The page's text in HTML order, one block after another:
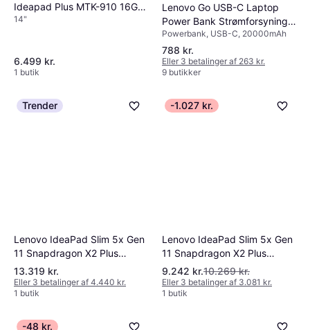
Ideapad Plus MTK-910 16GB
256 OLED Laptop
14"
6.499 kr.
1 butik
Lenovo Go USB-C Laptop
Power Bank Strømforsyning
80 Plus Fjernlager, 5-6 dages
levering
Powerbank, USB-C, 20000mAh
788 kr.
Eller 3 betalinger af 263 kr.
9 butikker
Trender
Lenovo IdeaPad Slim 5x Gen
11 Snapdragon X2 Plus
Laptop
13.319 kr.
Eller 3 betalinger af 4.440 kr.
1 butik
-1.027 kr.
Lenovo IdeaPad Slim 5x Gen
11 Snapdragon X2 Plus
Laptop
9.242 kr.10.269 kr.
Eller 3 betalinger af 3.081 kr.
1 butik
-48 kr.